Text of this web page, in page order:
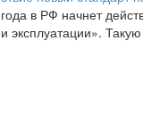
года в РФ начнет
эксплуатации».